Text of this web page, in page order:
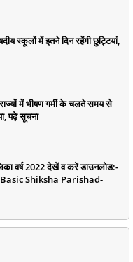
स्कूलों में इतने दिन रहेंगी छुट्टियां,
में भीषण गर्मी के चलते समय से
पढ़े सूचना
वर्ष 2022 देखें व करें डाउनलोड:-
Shiksha Parishad-